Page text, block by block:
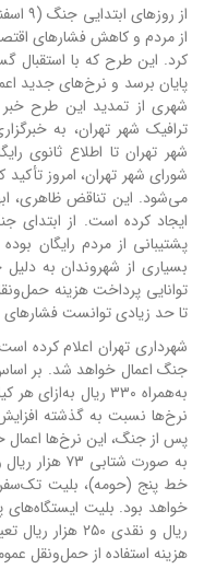
از مردم و کاهش فشارهای
کرد. این طرح که با استقبال
پایان برسد و نرخ‌های جدید
شهری از تمدید این طرح
ترافیک شهر تهران، به
شهر تهران تا اطلاع ثانوی
می‌شود. این تناقض ظاهری،
ایجاد کرده است. از ابتدای
پشتیبانی از مردم رایگان
بسیاری از شهروندان به
توانایی پرداخت هزینه
تا حد زیادی توانست
شهرداری تهران اعلام کرده
نرخ‌ها نسبت به گذشته
پس از جنگ، این نرخ‌ها
ریال و نقدی
هزینه استفاده از حمل‌ونقل